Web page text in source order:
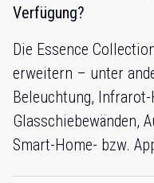
Verfügung?
Die Essence
erweitern – unter
Beleuchtung,
Glasschiebewänden,
Smart-Home- bzw.